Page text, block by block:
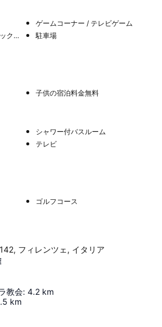
ゲームコーナー / テレビゲーム
スピードチェックイン / チェックアウト
駐車場
子供の宿泊料金無料
シャワー付バスルーム
テレビ
ゴルフコース
フィレンツェ, イタリア
教会: 4.2 km
km